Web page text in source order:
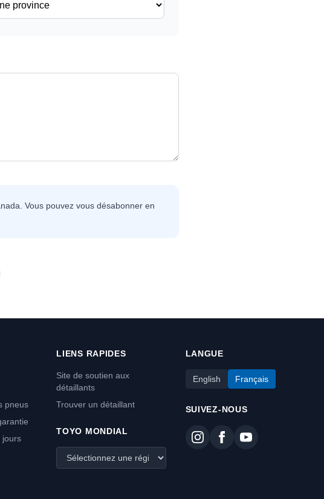
Vous pouvez vous désabonner en
pneus
jours
LIENS RAPIDES
Site de soutien aux
détaillants
Trouver un détaillant
TOYO MONDIAL
LANGUE
English Français
SUIVEZ-NOUS